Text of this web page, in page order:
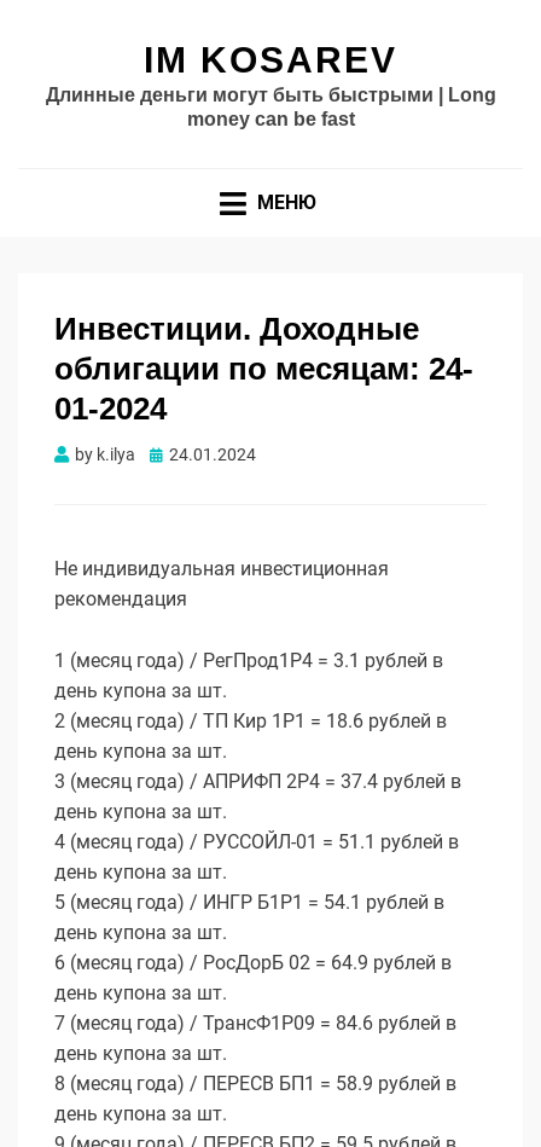
IM KOSAREV
Длинные деньги могут быть быстрыми | Long
money can be fast
МЕНЮ
Инвестиции. Доходные
облигации по месяцам: 24-
01-2024
by k.ilya Опубликовано
24.01.2024
Не индивидуальная инвестиционная
рекомендация
1 (месяц года) / РегПрод1Р4 = 3.1 рублей в
день купона за шт.
2 (месяц года) / ТП Кир 1P1 = 18.6 рублей в
день купона за шт.
3 (месяц года) / АПРИФП 2Р4 = 37.4 рублей в
день купона за шт.
4 (месяц года) / РУССОЙЛ-01 = 51.1 рублей в
день купона за шт.
5 (месяц года) / ИНГР Б1P1 = 54.1 рублей в
день купона за шт.
6 (месяц года) / РосДорБ 02 = 64.9 рублей в
день купона за шт.
7 (месяц года) / ТрансФ1P09 = 84.6 рублей в
день купона за шт.
8 (месяц года) / ПЕРЕСВ БП1 = 58.9 рублей в
день купона за шт.